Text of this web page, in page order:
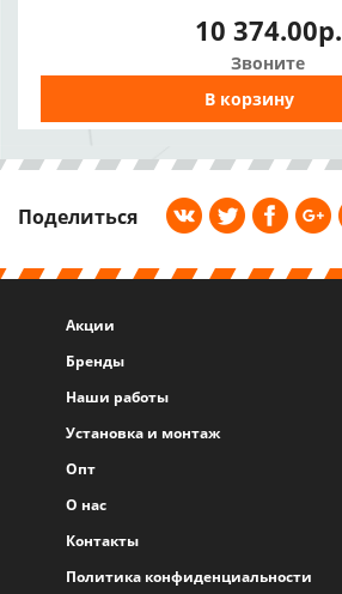
10 374.00р.
Звоните
В корзину
Поделиться
Акции
Бренды
Наши работы
Установка и монтаж
Опт
О нас
Контакты
Политика конфиденциальности